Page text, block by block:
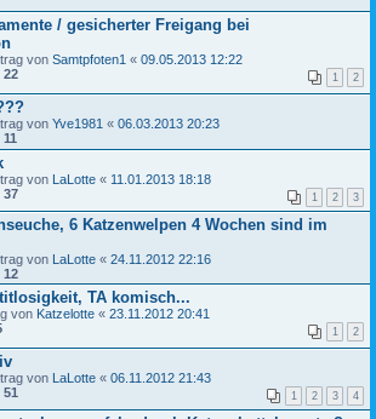
/ gesicherter Freigang bei
von Samtpfoten1 « 09.05.2013 12:22
22 1 2
von Yve1981 « 06.03.2013 20:23
11
von LaLotte « 11.01.2013 18:18
37 1 2 3
6 Katzenwelpen 4 Wochen sind im
von LaLotte « 24.11.2012 22:16
12
TA komisch...
von Katzelotte « 23.11.2012 20:41
1 2
von LaLotte « 06.11.2012 21:43
51 1 2 3 4